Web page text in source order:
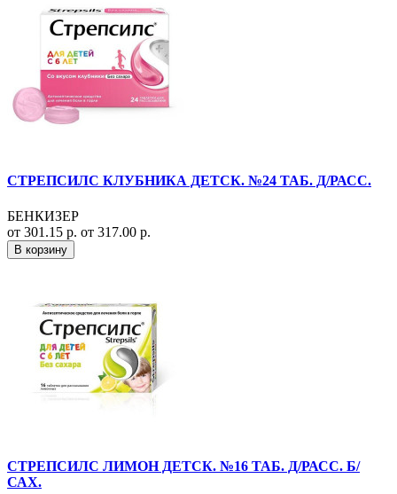
СТРЕПСИЛС КЛУБНИКА ДЕТСК. №24 ТАБ. Д/РАСС.
БЕНКИЗЕР
от 301.15 р. от 317.00 р.
В корзину
СТРЕПСИЛС ЛИМОН ДЕТСК. №16 ТАБ. Д/РАСС. Б/
САХ.